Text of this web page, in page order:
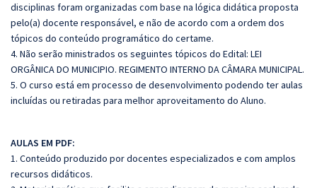
disciplinas foram organizadas com base na lógica didática proposta
pelo(a) docente responsável, e não de acordo com a ordem dos
tópicos do conteúdo programático do certame.
4. Não serão ministrados os seguintes tópicos do Edital: LEI
ORGÂNICA DO MUNICIPIO. REGIMENTO INTERNO DA CÂMARA MUNICIPAL.
5. O curso está em processo de desenvolvimento podendo ter aulas
incluídas ou retiradas para melhor aproveitamento do Aluno.
AULAS EM PDF:
1. Conteúdo produzido por docentes especializados e com amplos
recursos didáticos.